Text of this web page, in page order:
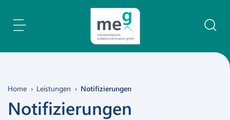
Home Leistungen Notifizierungen
Notifizierungen